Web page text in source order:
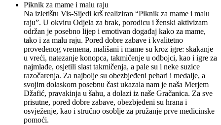
Piknik za mame i malu raju
Na izletištu Vis-Sijedi krš realiziran “Piknik za mame i malu
raju”. U okviru Odjela za brak, porodicu i ženski aktivizam
održan je posebno lijep i emotivan događaj kako za mame,
tako i za malu raju. Pored dobre zabave i kvalitetno
provedenog vremena, mališani i mame su kroz igre: skakanje
u vreći, natezanje konopca, takmičenje u odbojci, kao i igre za
najmlađe, osjetili slast takmičenja, a pale su i neke suzice
razočarenja. Za najbolje su obezbjeđeni pehari i medalje, a
svojim dolaskom posebnu čast ukazala nam je naša Merjem
Džafić, pravakinja u šahu, a dolazi iz naše Gračanica. Za sve
prisutne, pored dobre zabave, obezbjeđeni su hrana i
osvježenje, kao i stručno osoblje za pružanje prve medicinske
pomoći.